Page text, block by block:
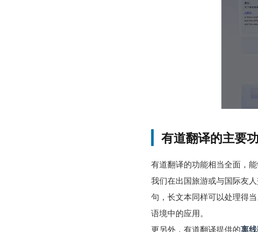
有道翻译的主要
有道翻译的功能相当全面，
我们在出国旅游或与国际友
句，长文本同样可以处理得
语境中的应用。
更另外，有道翻译提供的离